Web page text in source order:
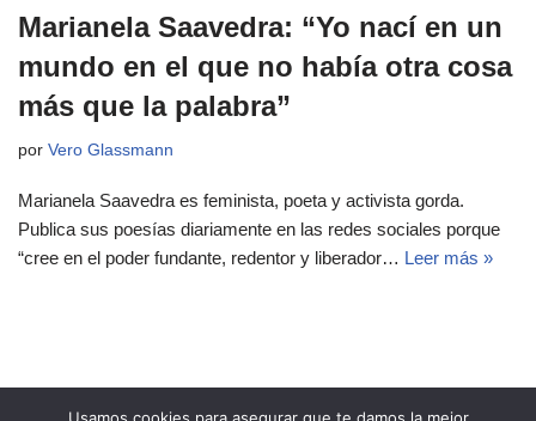
Marianela Saavedra: “Yo nací en un
mundo en el que no había otra cosa
más que la palabra”
por Vero Glassmann
Marianela Saavedra es feminista, poeta y activista gorda.
Publica sus poesías diariamente en las redes sociales porque
“cree en el poder fundante, redentor y liberador… Leer más »